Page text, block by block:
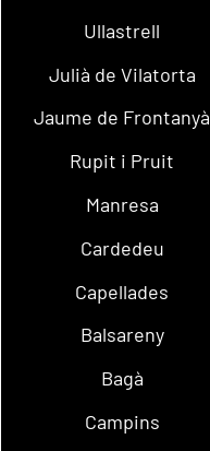
Ullastrell
Julià de Vilatorta
Jaume de Frontanyà
Rupit i Pruit
Manresa
Cardedeu
Capellades
Balsareny
Bagà
Campins